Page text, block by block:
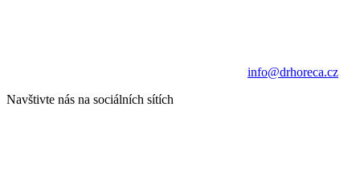
info@drhoreca.cz
Navštivte nás na sociálních sítích